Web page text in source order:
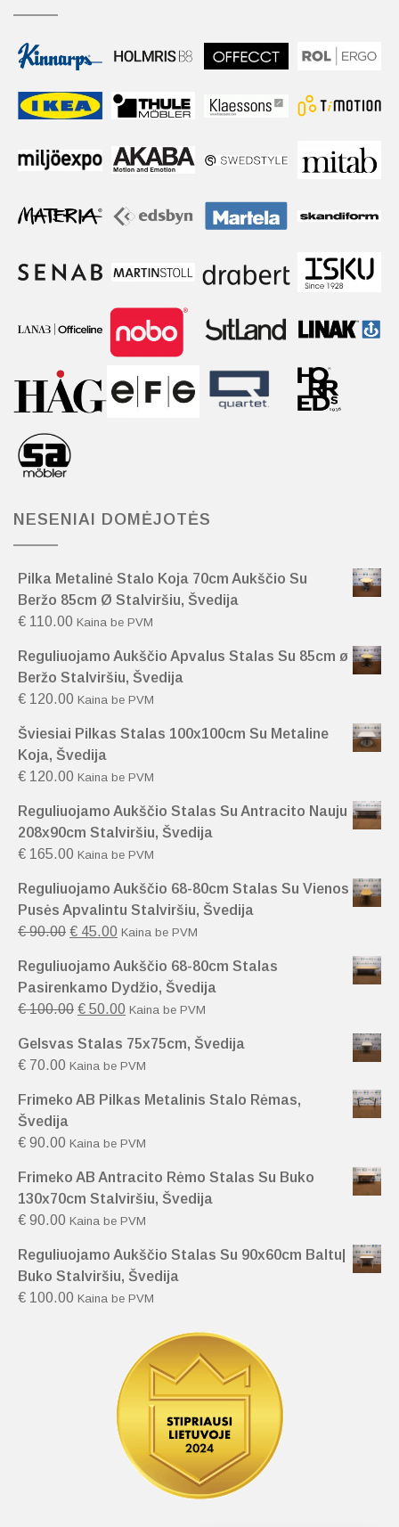
NESENIAI DOMĖJOTĖS
Pilka Metalinė Stalo Koja 70cm Aukščio Su
Beržo 85cm Ø Stalviršiu, Švedija
€ 110.00 Kaina be PVM
Reguliuojamo Aukščio Apvalus Stalas Su 85cm ø
Beržo Stalviršiu, Švedija
€ 120.00 Kaina be PVM
Šviesiai Pilkas Stalas 100x100cm Su Metaline
Koja, Švedija
€ 120.00 Kaina be PVM
Reguliuojamo Aukščio Stalas Su Antracito Nauju
208x90cm Stalviršiu, Švedija
€ 165.00 Kaina be PVM
Reguliuojamo Aukščio 68-80cm Stalas Su Vienos
Pusės Apvalintu Stalviršiu, Švedija
€90.00 € 45.00 Kaina be PVM
Reguliuojamo Aukščio 68-80cm Stalas
Pasirenkamo Dydžio, Švedija
€100.00 € 50.00 Kaina be PVM
Gelsvas Stalas 75x75cm, Švedija
€ 70.00 Kaina be PVM
Frimeko AB Pilkas Metalinis Stalo Rėmas,
Švedija
€ 90.00 Kaina be PVM
Frimeko AB Antracito Rėmo Stalas Su Buko
130x70cm Stalviršiu, Švedija
€ 90.00 Kaina be PVM
Reguliuojamo Aukščio Stalas Su 90x60cm Baltu|
Buko Stalviršiu, Švedija
€ 100.00 Kaina be PVM